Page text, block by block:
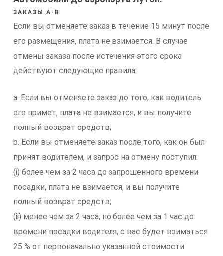
ЗАКАЗЫ A-B
Если вы отменяете заказ в течение 15 минут после
его размещения, плата не взимается. В случае
отмены заказа после истечения этого срока
действуют следующие правила:
a. Если вы отменяете заказ до того, как водитель
его примет, плата не взимается, и вы получите
полный возврат средств;
b. Если вы отменяете заказ после того, как он был
принят водителем, и запрос на отмену поступил:
(i) более чем за 2 часа до запрошенного времени
посадки, плата не взимается, и вы получите
полный возврат средств;
(ii) менее чем за 2 часа, но более чем за 1 час до
времени посадки водителя, с вас будет взиматься
25 % от первоначально указанной стоимости